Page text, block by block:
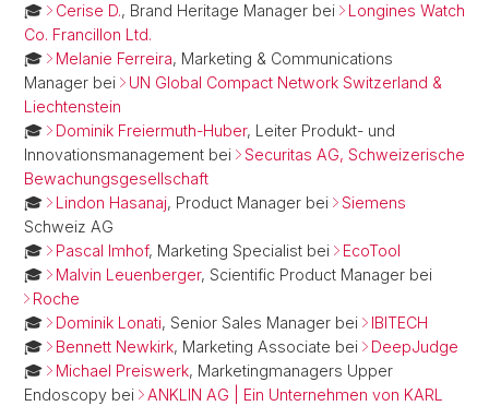
🎓 Cerise D., Brand Heritage Manager bei
Longines Watch
Co. Francillon Ltd.
🎓
Melanie Ferreira, Marketing & Communications
Manager bei
UN Global Compact Network Switzerland &
Liechtenstein
🎓
Dominik Freiermuth-Huber, Leiter Produkt- und
Innovationsmanagement bei
Securitas AG, Schweizerische
Bewachungsgesellschaft
🎓
Lindon Hasanaj, Product Manager bei
Siemens
Schweiz AG
🎓
Pascal Imhof, Marketing Specialist bei
EcoTool
🎓
Malvin Leuenberger, Scientific Product Manager bei
Roche
🎓
Dominik Lonati, Senior Sales Manager bei
IBITECH
🎓
Bennett Newkirk, Marketing Associate bei
DeepJudge
🎓
Michael Preiswerk, Marketingmanagers Upper
Endoscopy bei
ANKLIN AG | Ein Unternehmen von KARL